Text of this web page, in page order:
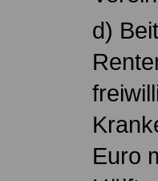
d)
Euro